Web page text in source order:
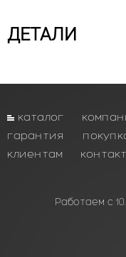
ДЕТАЛИ
каталог
гарантия
клиентам
Работаем с